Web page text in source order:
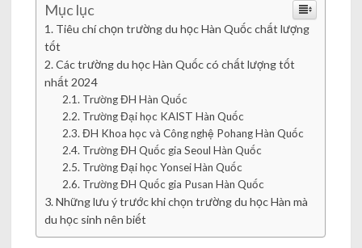
Mục lục
Tiêu chí chọn trường du học Hàn Quốc chất lượng
tốt
Các trường du học Hàn Quốc có chất lượng tốt
nhất 2024
Trường ĐH Hàn Quốc
Trường Đại học KAIST Hàn Quốc
ĐH Khoa học và Công nghệ Pohang Hàn Quốc
Trường ĐH Quốc gia Seoul Hàn Quốc
Trường Đại học Yonsei Hàn Quốc
Trường ĐH Quốc gia Pusan Hàn Quốc
Những lưu ý trước khi chọn trường du học Hàn mà
du học sinh nên biết